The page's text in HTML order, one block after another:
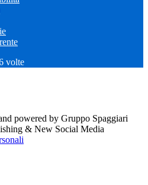
volte
powered by Gruppo Spaggiari
& New Social Media